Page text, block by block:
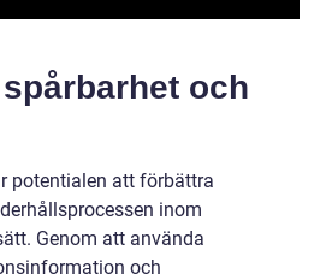
och
potentialen att förbättra
inom
Genom att använda
och